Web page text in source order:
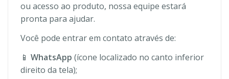
ou acesso ao produto, nossa equipe estará
pronta para ajudar.
Você pode entrar em contato através de:
📱 WhatsApp (ícone localizado no canto inferior
direito da tela);